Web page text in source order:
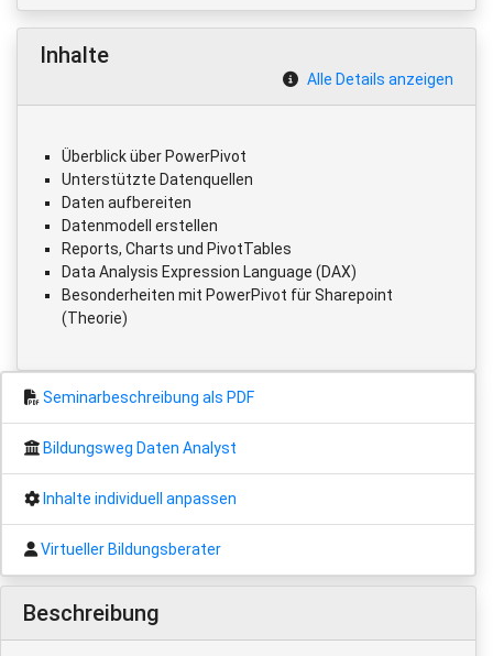
Inhalte
Alle Details anzeigen
Überblick über PowerPivot
Unterstützte Datenquellen
Daten aufbereiten
Datenmodell erstellen
Reports, Charts und PivotTables
Data Analysis Expression Language (DAX)
Besonderheiten mit PowerPivot für Sharepoint
(Theorie)
Seminarbeschreibung als PDF
Bildungsweg Daten Analyst
Inhalte individuell anpassen
Virtueller Bildungsberater
Beschreibung